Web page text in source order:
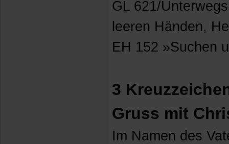
GL 621/
leeren Händen,
EH 152 »Suchen
3
Gruss mit
Im Namen des